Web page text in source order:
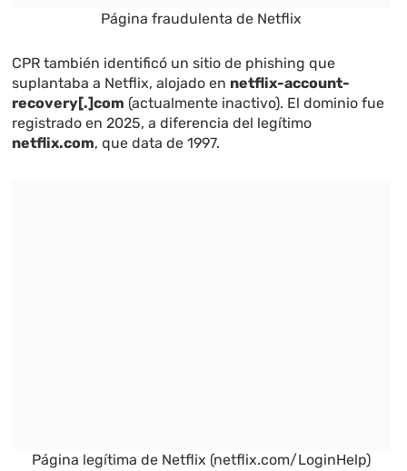
Página fraudulenta de Netflix
CPR también identificó un sitio de phishing que
suplantaba a Netflix, alojado en netflix-account-
recovery[.]com (actualmente inactivo). El dominio fue
registrado en 2025, a diferencia del legítimo
netflix.com, que data de 1997.
Página legítima de Netflix (netflix.com/LoginHelp)